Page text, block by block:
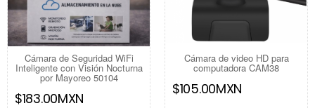
Cámara de Seguridad WiFi
Inteligente con Visión Nocturna
por Mayoreo 50104
$183.00MXN
Cámara de video HD para
computadora CAM38
$105.00MXN